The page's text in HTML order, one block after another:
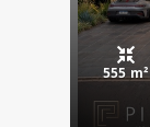
555 m²